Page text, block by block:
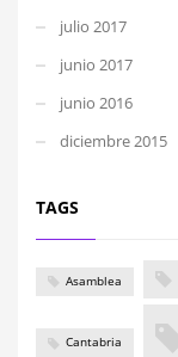
julio 2017
junio 2017
junio 2016
diciembre 2015
TAGS
Asamblea
Cantabria